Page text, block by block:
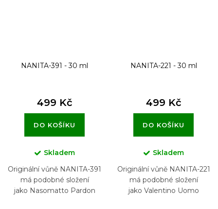
NANITA-391 - 30 ml
499 Kč
DO KOŠÍKU
Skladem
Originální vůně NANITA-391
má podobné složení
jako Nasomatto Pardon
NANITA-221 - 30 ml
499 Kč
DO KOŠÍKU
Skladem
Originální vůně NANITA-221
má podobné složení
jako Valentino Uomo